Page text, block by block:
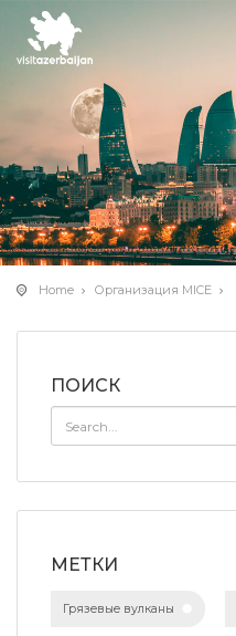
Home Организация MICE
ПОИСК
МЕТКИ
Грязевые вулканы